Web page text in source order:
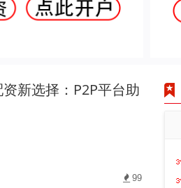
新选择：P2P平台助
99